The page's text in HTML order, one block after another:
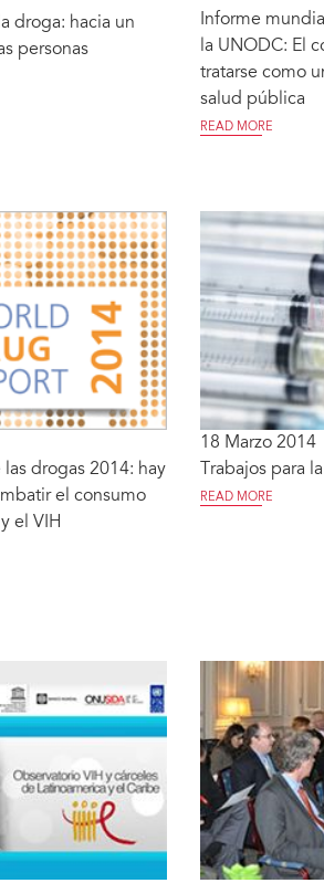
droga: hacia un
personas
Informe
la UNODC: El
tratarse como
salud pública
READ MORE
drogas 2014: hay
el consumo
el VIH
18 Marzo 2014
Trabajos para
READ MORE